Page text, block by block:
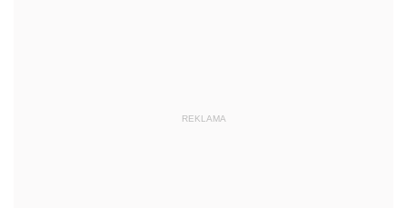
REKLAMA